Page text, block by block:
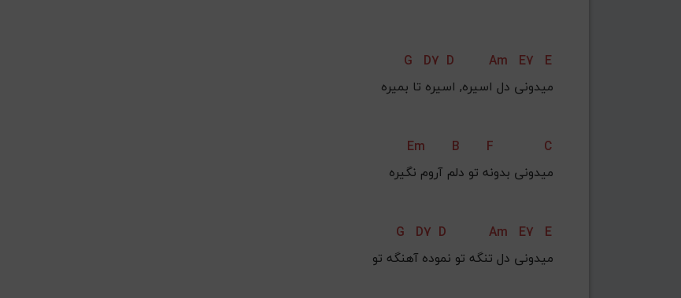
G D7 D Am E7 E
میدونی دل اسیره, اسیره تا بمیره
Em B F
C
میدونی بدونه تو دلم آروم نگیره
G D7 D Am E7 E
میدونی دل تنگه تو نموده آهنگه تو